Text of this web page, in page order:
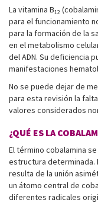
La vitamina B12
para el funcionamiento
para la formación de la
en el metabolismo
del ADN. Su deficiencia
manifestaciones
No se puede dejar de
para esta revisión la
valores considerados
¿QUÉ ES LA
El término cobalamina
estructura determinada.
resulta de la unión
un átomo central de
diferentes radicales